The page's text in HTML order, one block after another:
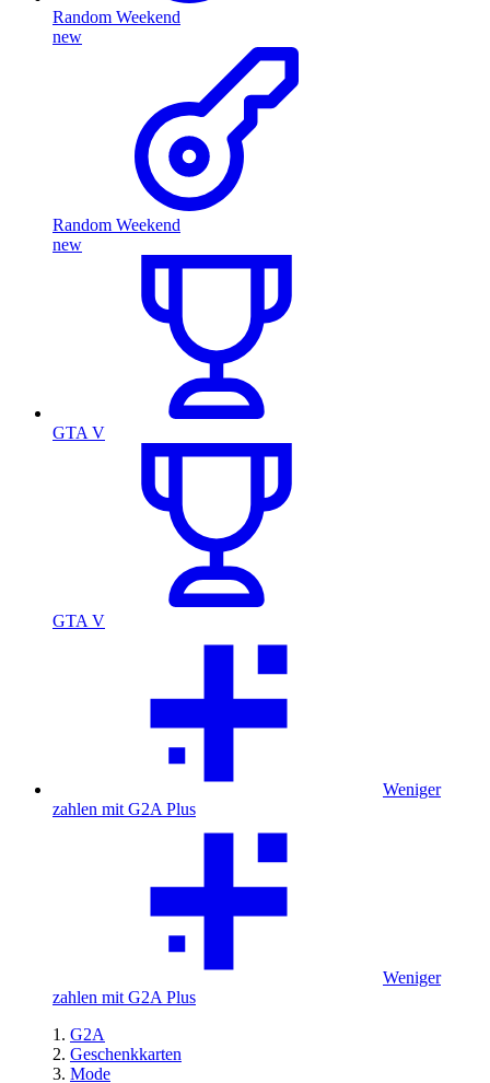
Random Weekend
new
Random Weekend
new
GTA V
GTA V
Weniger
zahlen mit G2A Plus
Weniger
zahlen mit G2A Plus
G2A
Geschenkkarten
Mode